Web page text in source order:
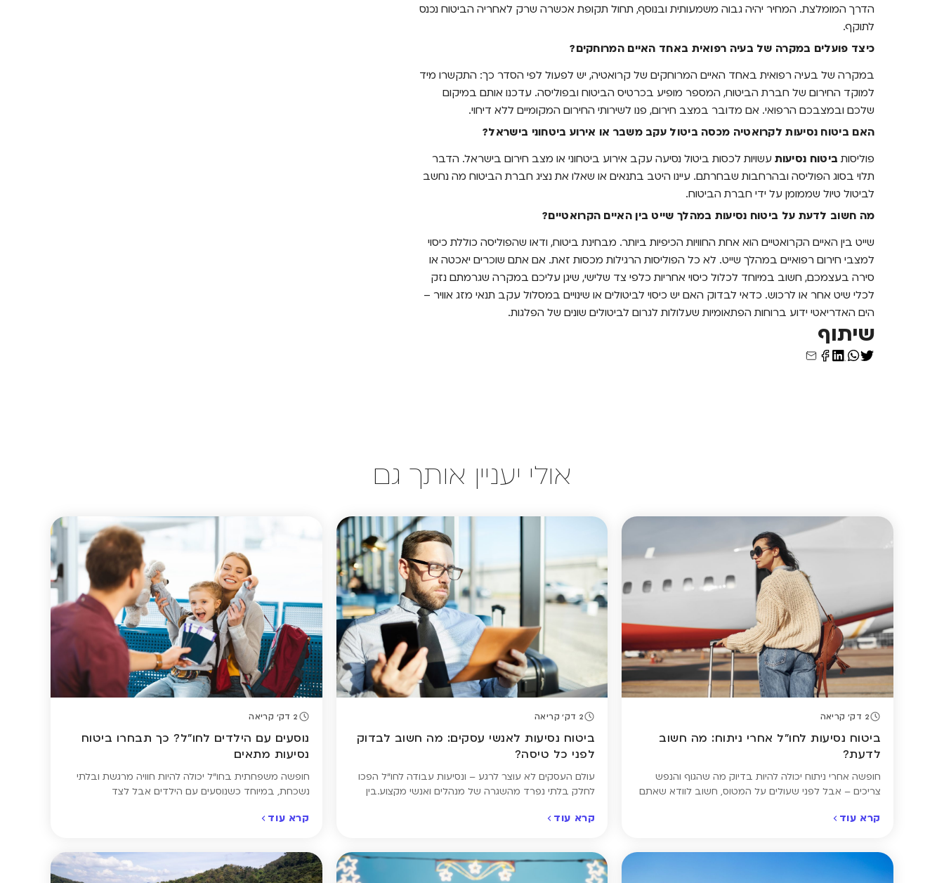
הדרך המומלצת. המחיר יהיה גבוה משמעותית ובנוסף, תחול תקופת אכשרה שרק לאחריה הביטוח נכנס
לתוקף.
כיצד פועלים במקרה של בעיה רפואית באחד האיים המרוחקים?
במקרה של בעיה רפואית באחד האיים המרוחקים של קרואטיה, יש לפעול לפי הסדר כך: התקשרו מיד
למוקד החירום של חברת הביטוח, המספר מופיע בכרטיס הביטוח ובפוליסה. עדכנו אותם במיקום
שלכם ובמצבכם הרפואי. אם מדובר במצב חירום, פנו לשירותי החירום המקומיים ללא דיחוי.
האם ביטוח נסיעות לקרואטיה מכסה ביטול עקב משבר או אירוע ביטחוני בישראל?
פוליסות ביטוח נסיעות עשויות לכסות ביטול נסיעה עקב אירוע ביטחוני או מצב חירום בישראל. הדבר
תלוי בסוג הפוליסה ובהרחבות שבחרתם. עיינו היטב בתנאים או שאלו את נציג חברת הביטוח מה נחשב
לביטול טיול שממומן על ידי חברת הביטוח.
מה חשוב לדעת על ביטוח נסיעות במהלך שייט בין האיים הקרואטיים?
שייט בין האיים הקרואטיים הוא אחת החוויות הכיפיות ביותר. מבחינת ביטוח, ודאו שהפוליסה כוללת כיסוי
למצבי חירום רפואיים במהלך שייט. לא כל הפוליסות הרגילות מכסות זאת. אם אתם שוכרים יאכטה או
סירה בעצמכם, חשוב במיוחד לכלול כיסוי אחריות כלפי צד שלישי, שיגן עליכם במקרה שגרמתם נזק
לכלי שיט אחר או לרכוש. כדאי לבדוק האם יש כיסוי לביטולים או שינויים במסלול עקב תנאי מזג אוויר –
הים האדריאטי ידוע ברוחות הפתאומיות שעלולות לגרום לביטולים שונים של הפלגות.
שיתוף
אולי יעניין אותך גם
2 דק' קריאה
ביטוח נסיעות לחו"ל אחרי ניתוח: מה חשוב
לדעת?
חופשה אחרי ניתוח יכולה להיות בדיוק מה שהגוף והנפש
צריכים – אבל לפני שעולים על המטוס, חשוב לוודא שאתם
לא כל פוליסה תספק כיסוי מתאים. לכן חשוב לבצע השוואת
הרחבה למצב רפואי קיים, ולוודא שכל תרחיש מכוסה […]
קרא עוד
2 דק' קריאה
ביטוח נסיעות לאנשי עסקים: מה חשוב לבדוק
לפני כל טיסה?
עולם העסקים לא עוצר לרגע – ונסיעות עבודה לחו"ל הפכו
לחלק בלתי נפרד מהשגרה של מנהלים ואנשי מקצוע.בין
לשכוח: ביטוח נסיעות מתאים. ביטוח נסיעות לחו"ל אולי לא
מאשר בחופשה רגילה. גם בנסיעות עסקיות יש סיכון
לעיכובים, אובדן […]
קרא עוד
2 דק' קריאה
נוסעים עם הילדים לחו"ל? כך תבחרו ביטוח
נסיעות מתאים
חופשה משפחתית בחו"ל יכולה להיות חוויה מרגשת ובלתי
נשכחת, במיוחד כשנוסעים עם הילדים. אבל לצד
או פציעה קטנה עלולות להפוך למצב מורכב. לכן חשוב
רפואיות ועד טיפול חירום – כדי שתוכלו ליהנות מהטיול
בראש שקט ובלב רגוע. הנה […]
קרא עוד